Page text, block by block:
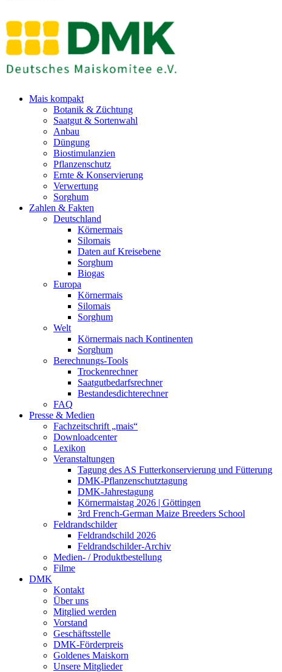
Mais kompakt
Botanik & Züchtung
Saatgut & Sortenwahl
Anbau
Düngung
Biostimulanzien
Pflanzenschutz
Ernte & Konservierung
Verwertung
Sorghum
Zahlen & Fakten
Deutschland
Körnermais
Silomais
Daten auf Kreisebene
Sorghum
Biogas
Europa
Körnermais
Silomais
Sorghum
Welt
Körnermais nach Kontinenten
Sorghum
Berechnungs-Tools
Trockenrechner
Saatgutbedarfsrechner
Bestandesdichterechner
FAQ
Presse & Medien
Fachzeitschrift „mais“
Downloadcenter
Lexikon
Veranstaltungen
Tagung des AS Futterkonservierung und Fütterung
DMK-Pflanzenschutztagung
DMK-Jahrestagung
Körnermaistag 2026 | Göttingen
3rd French-German Maize Breeders School
Feldrandschilder
Feldrandschild 2026
Feldrandschilder-Archiv
Medien- / Produktbestellung
Filme
DMK
Kontakt
Über uns
Mitglied werden
Vorstand
Geschäftsstelle
DMK-Förderpreis
Goldenes Maiskorn
Unsere Mitglieder